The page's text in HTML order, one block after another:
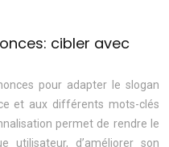
cibler avec
pour adapter le slogan
et aux différents mots-clés
permet de rendre le
utilisateur, d’améliorer son